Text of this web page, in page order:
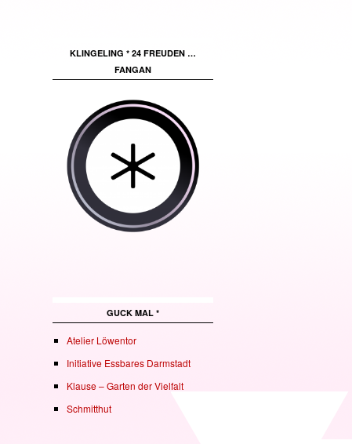
KLINGELING * 24 FREUDEN …
FANGAN
GUCK MAL *
Atelier Löwentor
Initiative Essbares Darmstadt
Klause – Garten der Vielfalt
Schmitthut